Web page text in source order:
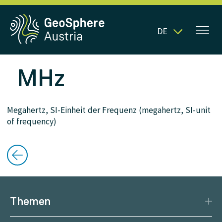
DE
MHz
Megahertz, SI-Einheit der Frequenz (megahertz, SI-unit
of frequency)
Themen